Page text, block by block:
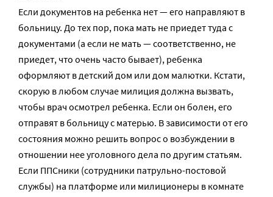
Если документов на ребенка нет — его направляют в
больницу. До тех пор, пока мать не приедет туда с
документами (а если не мать — соответственно, не
приедет, что очень часто бывает), ребенка
оформляют в детский дом или дом малютки. Кстати,
скорую в любом случае милиция должна вызвать,
чтобы врач осмотрел ребенка. Если он болен, его
отправят в больницу с матерью. В зависимости от его
состояния можно решить вопрос о возбуждении в
отношении нее уголовного дела по другим статьям.
Если ППСники (сотрудники патрульно-постовой
службы) на платформе или милиционеры в комнате